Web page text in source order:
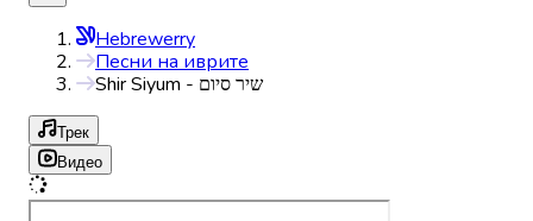
Hebrewerry
Песни на иврите
Shir Siyum - שיר סיום
Трек
Видео